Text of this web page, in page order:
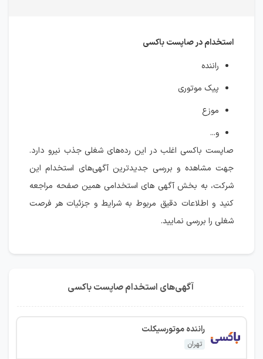
استخدام در صاپست باکسی
راننده
پیک موتوری
موزع
و...
صاپست باکسی اغلب در این رده‌های شغلی جذب نیرو دارد.
جهت مشاهده و بررسی جدیدترین آگهی‌های استخدام این
شرکت، به بخش آگهی های استخدامی همین صفحه مراجعه
کنید و اطلاعات دقیق مربوط به شرایط و جزئیات هر فرصت
شغلی را بررسی نمایید.
آگهی‌های استخدام صاپست باکسی
راننده موتورسیکلت
تهران